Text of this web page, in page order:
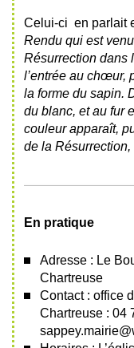
Celui-ci en parlait
Rendu qui est
Résurrection dans
l’entrée au chœur,
la forme du sapin.
du blanc, et au fur
couleur apparaît,
de la
En pratique
Adresse : Le
Chartreuse
Contact : office
Chartreuse : 04